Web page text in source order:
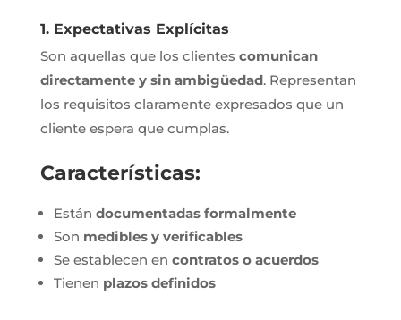
1. Expectativas Explícitas
Son aquellas que los clientes comunican
directamente y sin ambigüedad. Representan
los requisitos claramente expresados que un
cliente espera que cumplas.
Características:
Están documentadas formalmente
Son medibles y verificables
Se establecen en contratos o acuerdos
Tienen plazos definidos